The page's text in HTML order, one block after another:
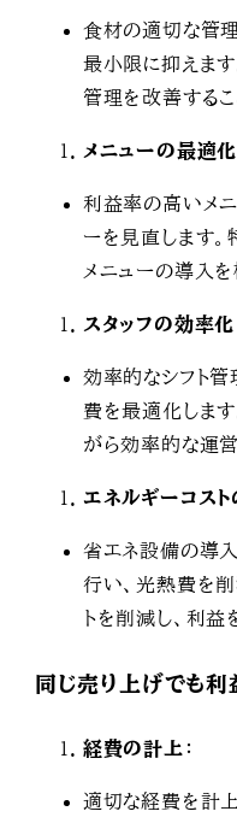
食材の適切な管
最小限に抑えま
管理を改善するこ
メニューの最適化
利益率の高いメ
ーを見直します
メニューの導入を
スタッフの効率化
効率的なシフト管
費を最適化しま
がら効率的な運営
エネルギーコス
省エネ設備の導
行い、光熱費を削
トを削減し、利益
同じ売り上げでも
経費の計上 ：
適切な経費を計